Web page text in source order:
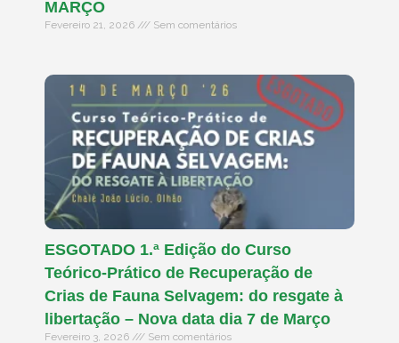
MARÇO
Fevereiro 21, 2026 Sem comentários
ESGOTADO 1.ª Edição do Curso
Teórico-Prático de Recuperação de
Crias de Fauna Selvagem: do resgate à
libertação – Nova data dia 7 de Março
Fevereiro 3, 2026 Sem comentários